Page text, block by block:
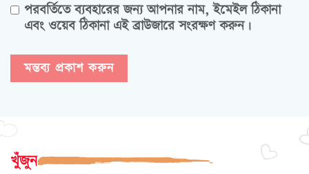
পরবর্তিতে ব্যবহারের জন্য আপনার নাম, ইমেইল ঠিকানা
এবং ওয়েব ঠিকানা এই ব্রাউজারে সংরক্ষণ করুন।
খুঁজুন